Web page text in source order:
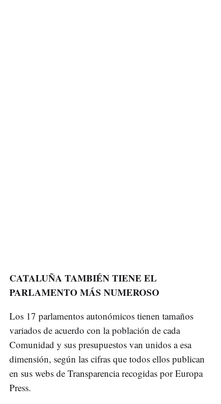
CATALUÑA TAMBIÉN TIENE EL
PARLAMENTO MÁS NUMEROSO
Los 17 parlamentos autonómicos tienen tamaños
variados de acuerdo con la población de cada
Comunidad y sus presupuestos van unidos a esa
dimensión, según las cifras que todos ellos publican
en sus webs de Transparencia recogidas por Europa
Press.